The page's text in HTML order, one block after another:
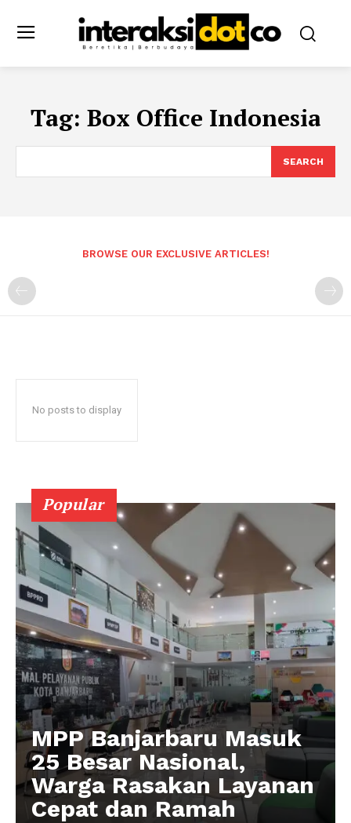
Tag: Box Office Indonesia
SEARCH
BROWSE OUR EXCLUSIVE ARTICLES!
No posts to display
Popular
MPP Banjarbaru Masuk
25 Besar Nasional,
Warga Rasakan Layanan
Cepat dan Ramah